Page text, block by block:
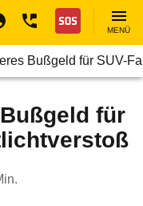
Nothilfe
MENÜ
Bußgeld für SUV-
für